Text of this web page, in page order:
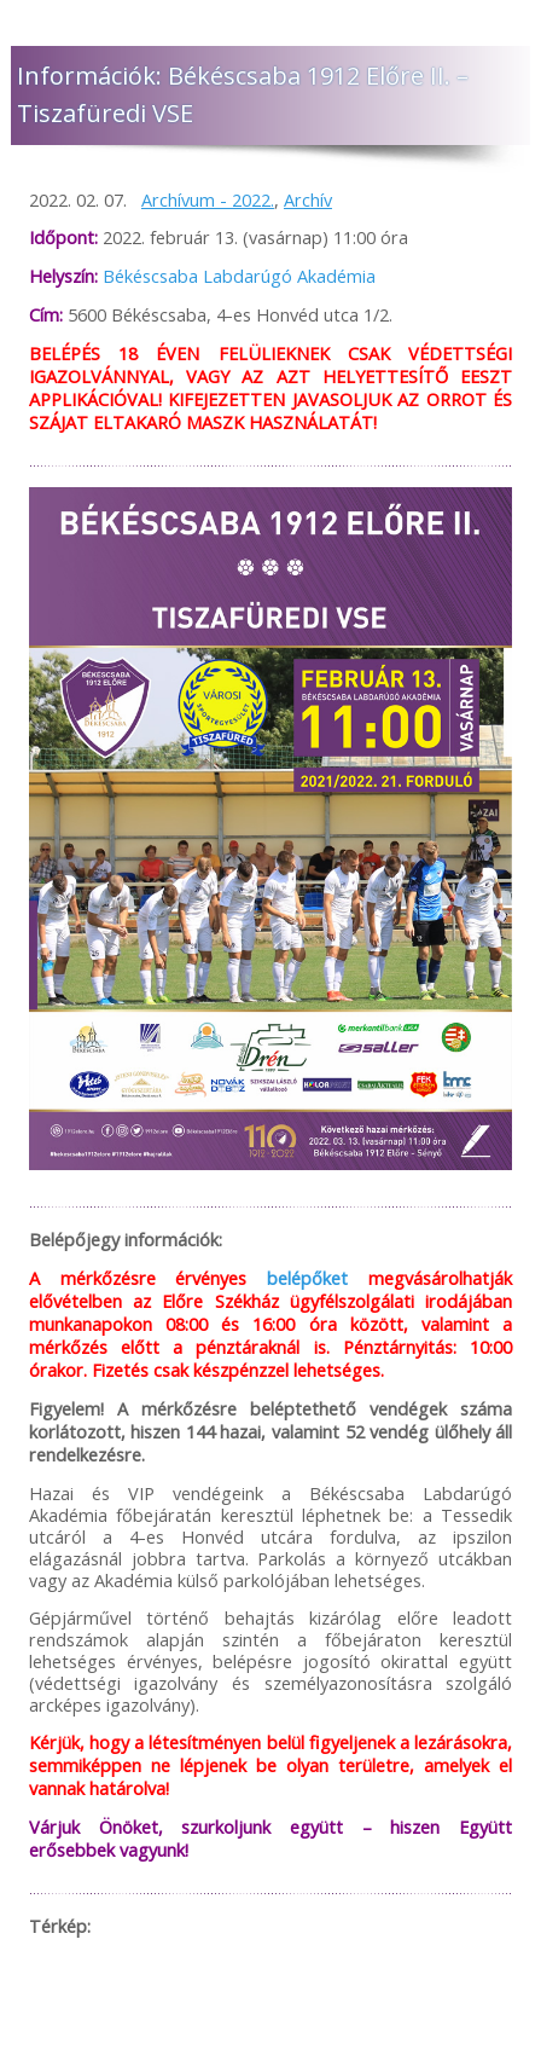
Információk: Békéscsaba 1912 Előre II. –
Tiszafüredi VSE
2022. 02. 07. Archívum - 2022., Archív
Időpont:2022. február 13. (vasárnap) 11:00 óra
Helyszín: Békéscsaba Labdarúgó Akadémia
Cím:5600 Békéscsaba, 4-es Honvéd utca 1/2.
BELÉPÉS 18 ÉVEN FELÜLIEKNEK CSAK VÉDETTSÉGI
IGAZOLVÁNNYAL, VAGY AZ AZT HELYETTESÍTŐ EESZT
APPLIKÁCIÓVAL! KIFEJEZETTEN JAVASOLJUK AZ ORROT ÉS
SZÁJAT ELTAKARÓ MASZK HASZNÁLATÁT!
Belépőjegy információk:
A mérkőzésre érvényesbelépőket megvásárolhatják
elővételben az Előre Székház ügyfélszolgálati irodájában
munkanapokon 08:00 és 16:00 óra között, valamint a
mérkőzés előtt a pénztáraknál is. Pénztárnyitás: 10:00
órakor. Fizetés csak készpénzzel lehetséges.
Figyelem! A mérkőzésre beléptethető vendégek száma
korlátozott, hiszen 144 hazai, valamint 52 vendég ülőhely áll
rendelkezésre.
Hazai és VIP vendégeink a Békéscsaba Labdarúgó
Akadémia főbejáratán keresztül léphetnek be: a Tessedik
utcáról a 4-es Honvéd utcára fordulva, az ipszilon
elágazásnál jobbra tartva. Parkolás a környező utcákban
vagy az Akadémia külső parkolójában lehetséges.
Gépjárművel történő behajtás kizárólag előre leadott
rendszámok alapján szintén a főbejáraton keresztül
lehetséges érvényes, belépésre jogosító okirattal együtt
(védettségi igazolvány és személyazonosításra szolgáló
arcképes igazolvány).
Kérjük, hogy a létesítményen belül figyeljenek a lezárásokra,
semmiképpen ne lépjenek be olyan területre, amelyek el
vannak határolva!
Várjuk Önöket, szurkoljunk együtt – hiszen Együtt
erősebbek vagyunk!
Térkép: